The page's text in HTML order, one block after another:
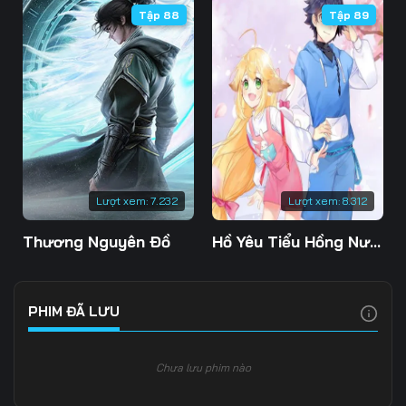
Tập 109 Tập 110 Tập 111
Tập 112 Tập 113 Tập 114
Tập 115 Tập 116 Tập 117
Tập 118 Tập 119 Tập 120
Tập 121 Tập 122 Tập 123
Tập 124 Tập 125 Tập 126
Tập 137
Lượt xem: 7.232
Tập 88
Thương Nguyên Đồ
Lượt xem: 8.312
Tập 89
Hồ Yêu Tiểu Hồng Nương
PHIM ĐÃ LƯU
Chưa lưu phim nào